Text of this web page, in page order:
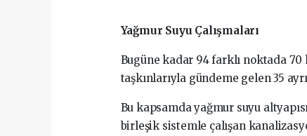
Yağmur Suyu Çalışmaları
Bugüne kadar 94 farklı noktada
taşkınlarıyla gündeme gelen 35
Bu kapsamda yağmur suyu
birleşik sistemle çalışan